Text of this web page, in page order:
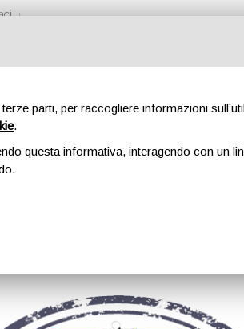
parti, per raccogliere informazioni
.
questa informativa, interagendo con un